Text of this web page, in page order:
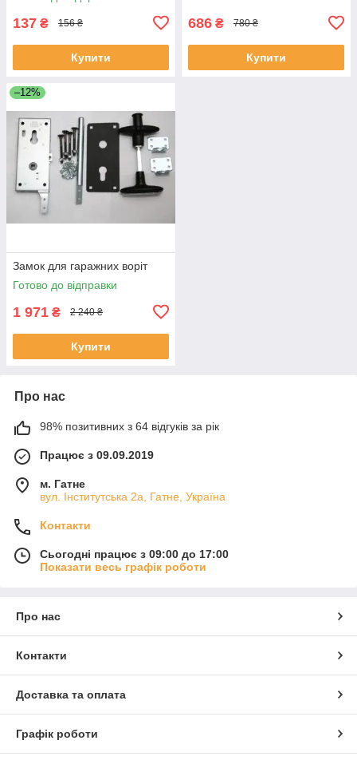
137 ₴ 156 ₴
Купити
686 ₴ 780 ₴
Купити
–12%
Замок для гаражних воріт
Готово до відправки
1 971 ₴ 2 240 ₴
Купити
Про нас
98% позитивних з 64 відгуків за рік
Працює з 09.09.2019
м. Гатне
вул. Інститутська 2а, Гатне, Україна
Контакти
Сьогодні працює з 09:00 до 17:00
Показати весь графік роботи
Про нас
Контакти
Доставка та оплата
Графік роботи